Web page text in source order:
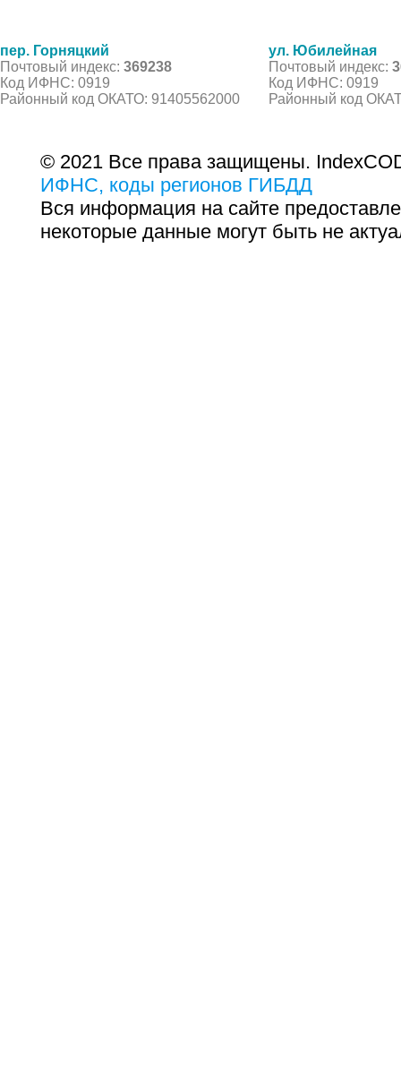
пер. Горняцкий
Почтовый индекс: 369238
Код ИФНС: 0919
Районный код ОКАТО: 91405562000
ул. Юбилейная
Почтовый индекс:
Код ИФНС: 0919
Районный код
© 2021 Все права защищены.
ИФНС, коды регионов ГИБДД
Вся информация на сайте
некоторые данные могут быть не